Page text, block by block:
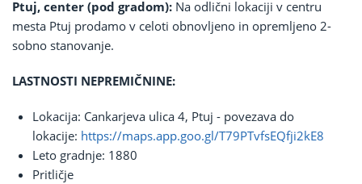
Ptuj, center (pod gradom): Na odlični lokaciji v centru
mesta Ptuj prodamo v celoti obnovljeno in opremljeno 2-
sobno stanovanje.
LASTNOSTI NEPREMIČNINE:
Lokacija: Cankarjeva ulica 4, Ptuj - povezava do
lokacije: https://maps.app.goo.gl/T79PTvfsEQfji2kE8
Leto gradnje: 1880
Pritličje